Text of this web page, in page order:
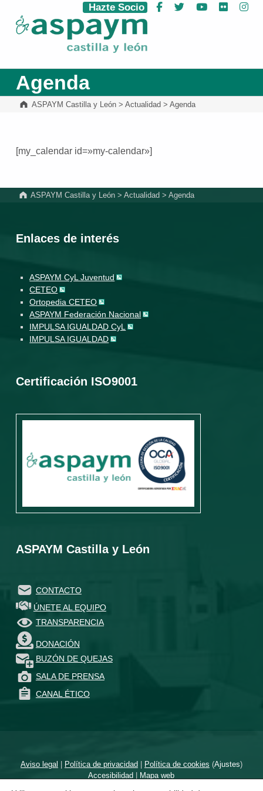
ASPAYM Castilla y León
Hazte Socio Facebook
Twitter YouTube
Flickr
Agenda
ASPAYM Castilla y León> Actualidad > Agenda
[my_calendar id=»my-calendar»]
ASPAYM Castilla y León >Actualidad >Agenda
Enlaces de interés
ASPAYM CyL Juventud
CETEO
Ortopedia CETEO
ASPAYM Federación Nacional
IMPULSA IGUALDAD CyL
IMPULSA IGUALDAD
Certificación ISO9001
ASPAYM Castilla y León
CONTACTO
ÚNETE AL EQUIPO
TRANSPARENCIA
DONACIÓN
BUZÓN DE QUEJAS
SALA DE PRENSA
CANAL ÉTICO
Aviso legal | Política de privacidad| Política de cookies (Ajustes)
Accesibilidad | Mapa web